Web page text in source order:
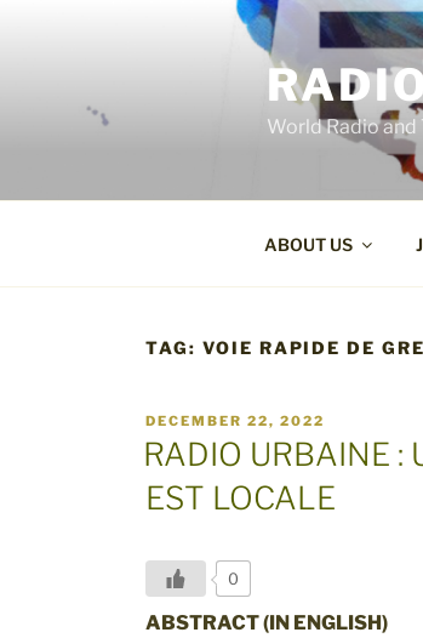
World Radio and
ABOUT US
TAG: VOIE RAPIDE DE
POSTED
ON
DECEMBER 22, 2022
RADIO URBAINE :
EST LOCALE
0
ABSTRACT (IN ENGLISH)